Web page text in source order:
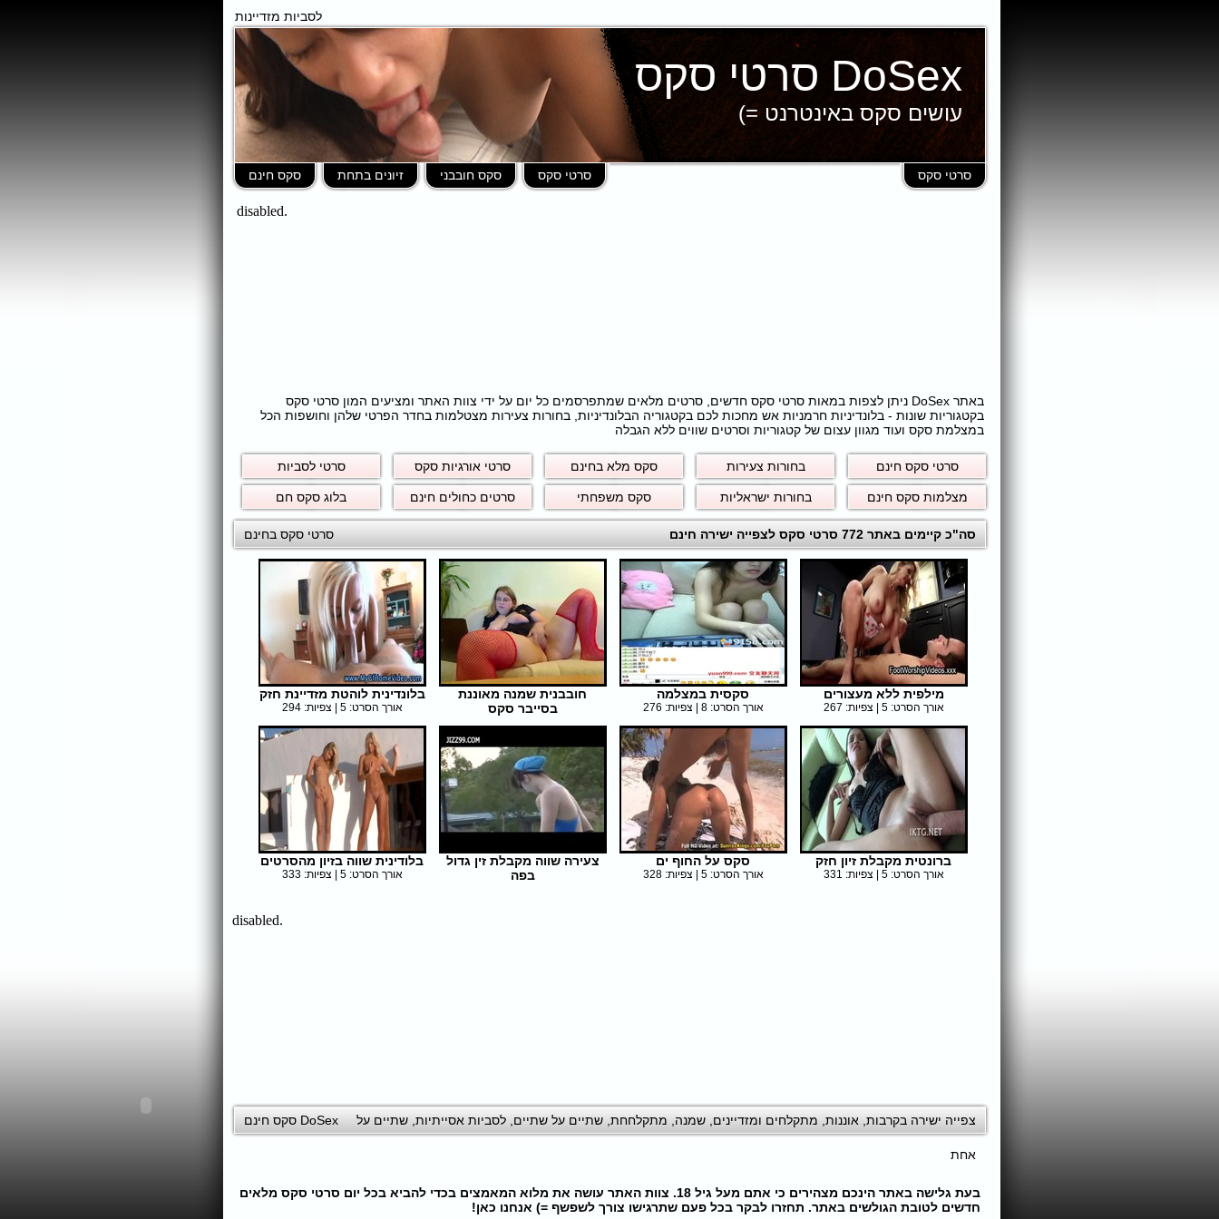
לסביות מזדיינות
DoSex סרטי סקס
עושים סקס באינטרנט =)
סרטי סקס סקס חינם זיונים בתחת סקס חובבני סרטי סקס
באתר DoSex ניתן לצפות במאות סרטי סקס חדשים, סרטים מלאים שמתפרסמים כל יום על ידי צוות האתר ומציעים המון סרטי סקס
בקטגוריות שונות - בלונדיניות חרמניות אש מחכות לכם בקטגוריה הבלונדיניות, בחורות צעירות מצטלמות בחדר הפרטי שלהן וחושפות הכל
במצלמת סקס ועוד מגוון עצום של קטגוריות וסרטים שווים ללא הגבלה
סרטי סקס חינם בחורות צעירות סקס מלא בחינם סרטי אורגיות סקס סרטי לסביות
מצלמות סקס חינם בחורות ישראליות סקס משפחתי סרטים כחולים חינם בלוג סקס חם
סרטי סקס בחינם סה"כ קיימים באתר 772 סרטי סקס לצפייה ישירה חינם
מילפית ללא מעצורים
אורך הסרט: 5 | צפיות: 267
סקסית במצלמה
אורך הסרט: 8 | צפיות: 276
חובבנית שמנה מאוננת
בסייבר סקס
בלונדינית לוהטת מזדיינת חזק
אורך הסרט: 5 | צפיות: 294
ברונטית מקבלת זיון חזק
אורך הסרט: 5 | צפיות: 331
סקס על החוף ים
אורך הסרט: 5 | צפיות: 328
צעירה שווה מקבלת זין גדול
בפה
בלודינית שווה בזיון מהסרטים
אורך הסרט: 5 | צפיות: 333
DoSex סקס חינם צפייה ישירה בקרבות ,אוננות מתקלחים ומזדיינים ,שמנה מתקלחחת ,שתיים על שתיים ,לסביות אסייתיות ,שתיים על
אחת
בעת גלישה באתר הינכם מצהירים כי אתם מעל גיל 18. צוות האתר עושה את מלוא המאמצים בכדי להביא בכל יום סרטי סקס מלאים
חדשים לטובת הגולשים באתר. תחזרו לבקר בכל פעם שתרגישו צורך לשפשף =) אנחנו כאן!